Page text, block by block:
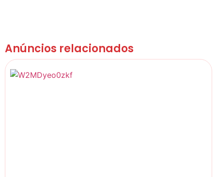
Anúncios relacionados